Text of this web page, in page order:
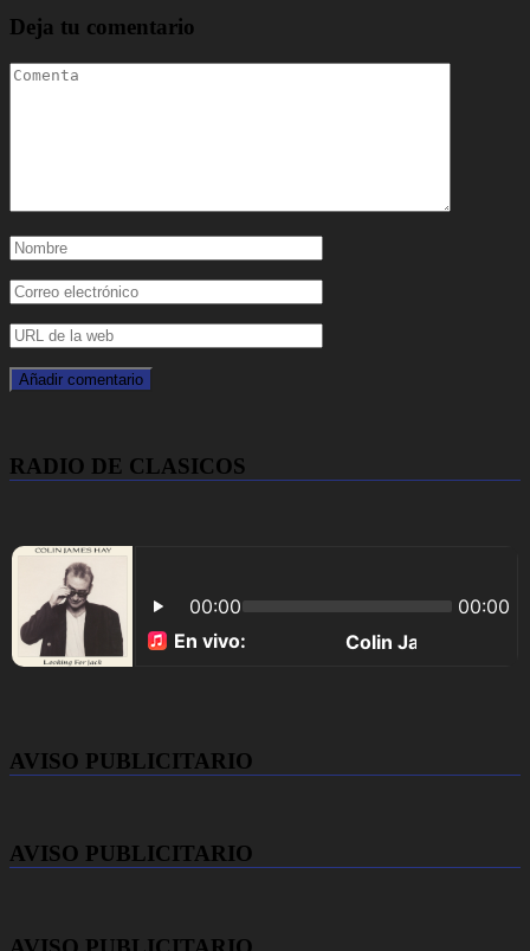
Deja tu comentario
RADIO DE CLASICOS
AVISO PUBLICITARIO
AVISO PUBLICITARIO